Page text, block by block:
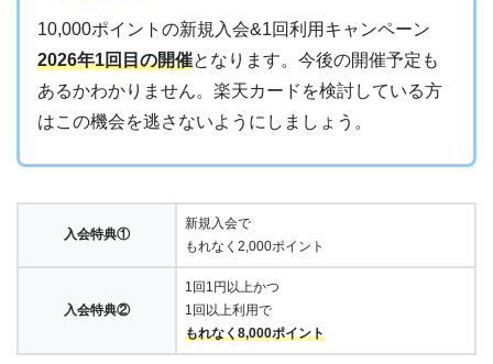
10,000ポイントの新規入会&1回利用キャンペーン
2026年1回目の開催となります。今後の開催予定も
あるかわかりません。楽天カードを検討している方
はこの機会を逃さないようにしましょう。
入会特典①
新規入会で
もれなく2,000ポイント
入会特典②
1回1円以上かつ
1回以上利用で
もれなく8,000ポイント